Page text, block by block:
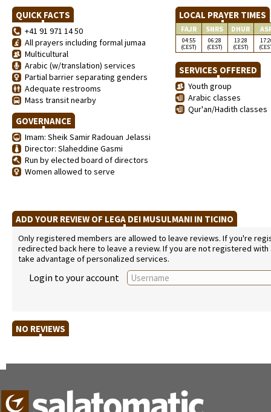
QUICK FACTS
+41 91 971 14 50
All prayers including formal jumaa
Multicultural
Arabic (w/translation) services
Partial barrier separating genders
Adequate restrooms
Mass transit nearby
GOVERNANCE
Imam: Sheik Samir Radouan Jelassi
Director: Slaheddine Gasmi
Run by elected board of directors
Women allowed to serve
LOCAL PRAYER TIMES
FAJR SNRS DHUR
04:55
(CEST)
06:28
(CEST)
13:28
(CEST)
SERVICES OFFERED
Youth group
Arabic classes
Qur'an/Hadith classes
ADD YOUR REVIEW OF LEGA DEI MUSULMANI IN TICINO
Only registered members are allowed to leave reviews. If you're
redirected back here to leave a review. If you are not registered
take advantage of personalized services.
Login to your account
NO REVIEWS